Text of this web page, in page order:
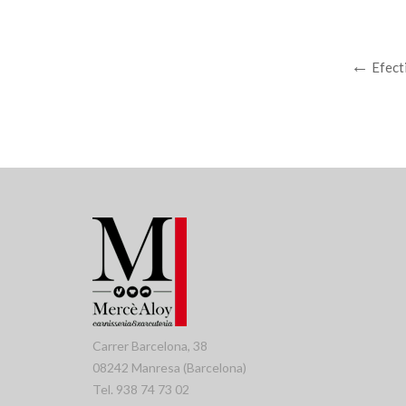
Carrer Barcelona, 38
08242 Manresa (Barcelona)
Tel. 938 74 73 02